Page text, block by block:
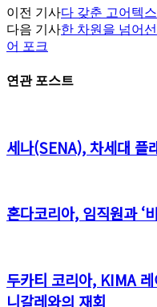
이전 기사다 갖춘 고어텍
다음 기사한 차원을 넘어
어 포크
연관 포스트
세나(SENA), 차세대 플
혼다코리아, 임직원과 ‘
두카티 코리아, KIMA
니갈레와의 재회